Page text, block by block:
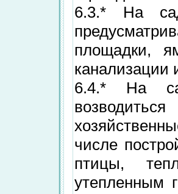
6.3.* На
площадки,
канализации
6.4.* На
числе
птицы,
утепленным